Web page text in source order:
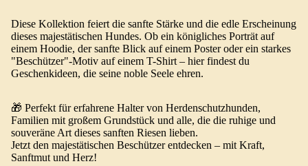
Diese Kollektion feiert die sanfte Stärke und die edle Erscheinung
dieses majestätischen Hundes. Ob ein königliches Porträt auf
einem Hoodie, der sanfte Blick auf einem Poster oder ein starkes
"Beschützer"-Motiv auf einem T-Shirt – hier findest du
Geschenkideen, die seine noble Seele ehren.
🎁 Perfekt für erfahrene Halter von Herdenschutzhunden,
Familien mit großem Grundstück und alle, die die ruhige und
souveräne Art dieses sanften Riesen lieben.
Jetzt den majestätischen Beschützer entdecken – mit Kraft,
Sanftmut und Herz!